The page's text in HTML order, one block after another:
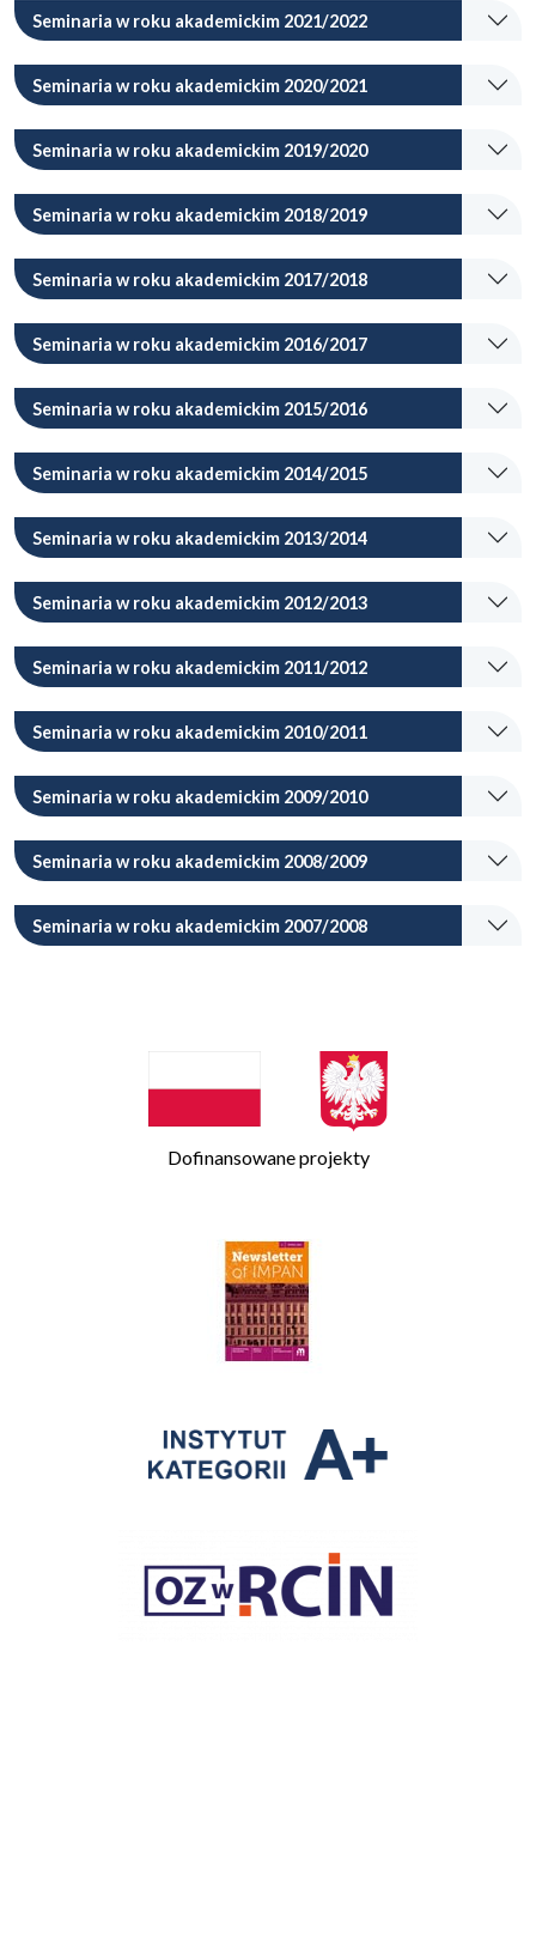
Seminaria w roku akademickim 2021/2022
Seminaria w roku akademickim 2020/2021
Seminaria w roku akademickim 2019/2020
Seminaria w roku akademickim 2018/2019
Seminaria w roku akademickim 2017/2018
Seminaria w roku akademickim 2016/2017
Seminaria w roku akademickim 2015/2016
Seminaria w roku akademickim 2014/2015
Seminaria w roku akademickim 2013/2014
Seminaria w roku akademickim 2012/2013
Seminaria w roku akademickim 2011/2012
Seminaria w roku akademickim 2010/2011
Seminaria w roku akademickim 2009/2010
Seminaria w roku akademickim 2008/2009
Seminaria w roku akademickim 2007/2008
Dofinansowane projekty